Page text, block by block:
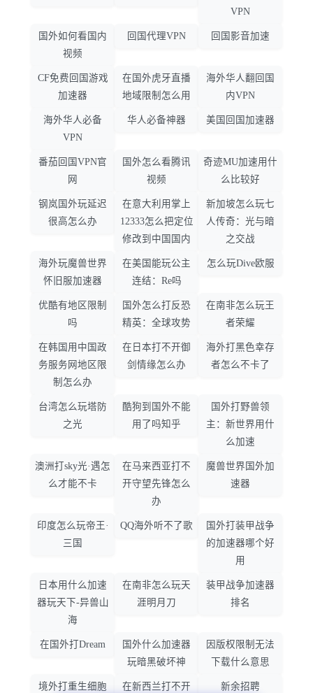
VPN
国外如何看国内
视频
回国代理VPN 回国影音加速
CF免费回国游戏
加速器
在国外虎牙直播
地域限制怎么用
海外华人翻回国
内VPN
海外华人必备
VPN
华人必备神器 美国回国加速器
番茄回国VPN官
网
国外怎么看腾讯
视频
奇迹MU加速用什
么比较好
钢岚国外玩延迟
很高怎么办
在意大利用掌上
12333怎么把定位
修改到中国国内
新加坡怎么玩七
人传奇：光与暗
之交战
海外玩魔兽世界
怀旧服加速器
在美国能玩公主
连结：Re吗
怎么玩Dive欧服
优酷有地区限制
吗
国外怎么打反恐
精英：全球攻势
在南非怎么玩王
者荣耀
在韩国用中国政
务服务网地区限
制怎么办
在日本打不开御
剑情缘怎么办
海外打黑色幸存
者怎么不卡了
台湾怎么玩塔防
之光
酷狗到国外不能
用了吗知乎
国外打野兽领
主：新世界用什
么加速
澳洲打sky光·遇怎
么才能不卡
在马来西亚打不
开守望先锋怎么
办
魔兽世界国外加
速器
印度怎么玩帝王·
三国
QQ海外听不了歌
国外打装甲战争
的加速器哪个好
用
日本用什么加速
器玩天下-异兽山
海
在南非怎么玩天
涯明月刀
装甲战争加速器
排名
在国外打Dream
国外什么加速器
玩暗黑破坏神
因版权限制无法
下载什么意思
境外打重生细胞 在新西兰打不开 新余招聘